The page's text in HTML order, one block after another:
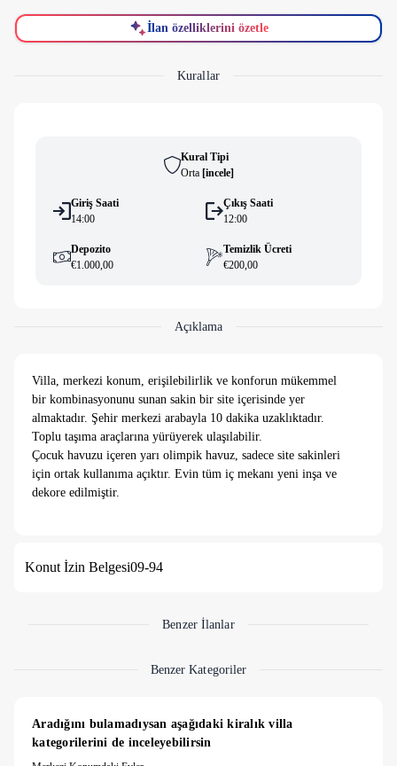
İlan özelliklerini özetle
Kurallar
Kural Tipi
Orta [i̇ncele]
Giriş Saati
14:00
Çıkış Saati
12:00
Depozito
€1.000,00
Temizlik Ücreti
€200,00
Açıklama
Villa, merkezi konum, erişilebilirlik ve konforun mükemmel
bir kombinasyonunu sunan sakin bir site içerisinde yer
almaktadır. Şehir merkezi arabayla 10 dakika uzaklıktadır.
Toplu taşıma araçlarına yürüyerek ulaşılabilir.
Çocuk havuzu içeren yarı olimpik havuz, sadece site sakinleri
için ortak kullanıma açıktır. Evin tüm iç mekanı yeni inşa ve
dekore edilmiştir.
olmaz. Sessiz ve sakin özel havuz deneyiminin tadını
dakika uzaklıktadır. 100m içinde toplu taşıma seçenekleri
Roma İmparatorluğu döneminin en önemli yerleşim
yerlerinden biriydi. İmparatorluğun en büyük
kütüphanelerinden biri olan Celsus Kütüphanesi, kentteki en
Konut İzin Belgesi09-94
Benzer İlanlar
Benzer Kategoriler
Aradığını bulamadıysan aşağıdaki kiralık villa
kategorilerini de inceleyebilirsin